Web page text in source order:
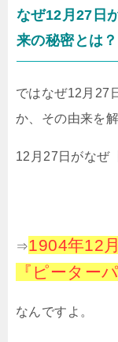
なぜ12月27日
来の秘密とは？
ではなぜ12月27
か、その由来を
12月27日がなぜ
⇒1904年12
『ピーター
なんですよ。